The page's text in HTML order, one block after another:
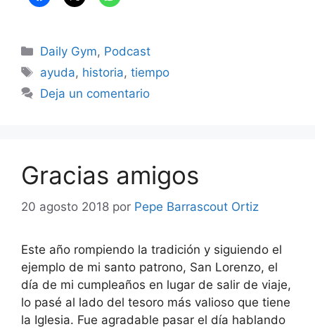
Categorías
Daily Gym, Podcast
Etiquetas
ayuda, historia,tiempo
Deja un comentario
Gracias amigos
20 agosto 2018 por Pepe Barrascout Ortiz
Este año rompiendo la tradición y siguiendo el
ejemplo de mi santo patrono, San Lorenzo, el
día de mi cumpleaños en lugar de salir de viaje,
lo pasé al lado del tesoro más valioso que tiene
la Iglesia. Fue agradable pasar el día hablando